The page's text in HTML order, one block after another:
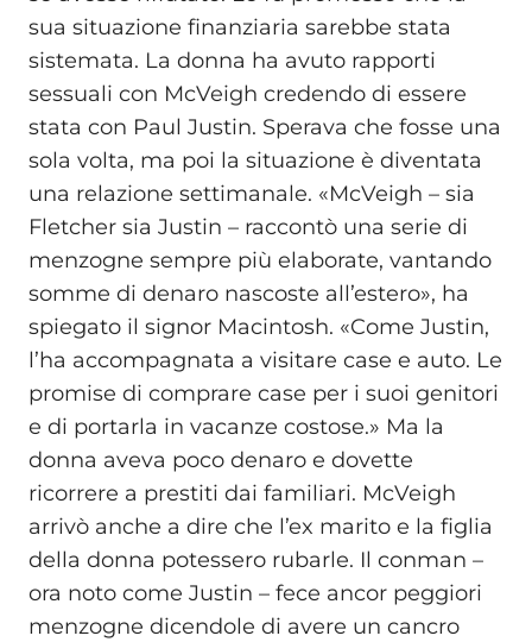
sua situazione finanziaria sarebbe stata
sistemata. La donna ha avuto rapporti
sessuali con McVeigh credendo di essere
stata con Paul Justin. Sperava che fosse una
sola volta, ma poi la situazione è diventata
una relazione settimanale. «McVeigh – sia
Fletcher sia Justin – raccontò una serie di
menzogne sempre più elaborate, vantando
somme di denaro nascoste all’estero», ha
spiegato il signor Macintosh. «Come Justin,
l’ha accompagnata a visitare case e auto. Le
promise di comprare case per i suoi genitori
e di portarla in vacanze costose.» Ma la
donna aveva poco denaro e dovette
ricorrere a prestiti dai familiari. McVeigh
arrivò anche a dire che l’ex marito e la figlia
della donna potessero rubarle. Il conman –
ora noto come Justin – fece ancor peggiori
menzogne dicendole di avere un cancro